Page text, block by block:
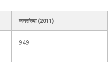
जनसंख्या (2011)
949